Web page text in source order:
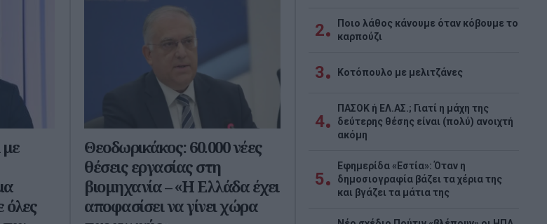
όλες
Θεοδωρικάκος: 60.000 νέες
θέσεις εργασίας στη
βιομηχανία – «Η Ελλάδα έχει
αποφασίσει να γίνει χώρα
2
Ποιο λάθος κάνουμε όταν κόβουμε το
καρπούζι
3 Κοτόπουλο με μελιτζάνες
4
ΠΑΣΟΚ ή ΕΛ.ΑΣ.; Γιατί η μάχη της
δεύτερης θέσης είναι (πολύ) ανοιχτή
ακόμη
5
Εφημερίδα «Εστία»: Όταν η
δημοσιογραφία βάζει τα χέρια της
και βγάζει τα μάτια της